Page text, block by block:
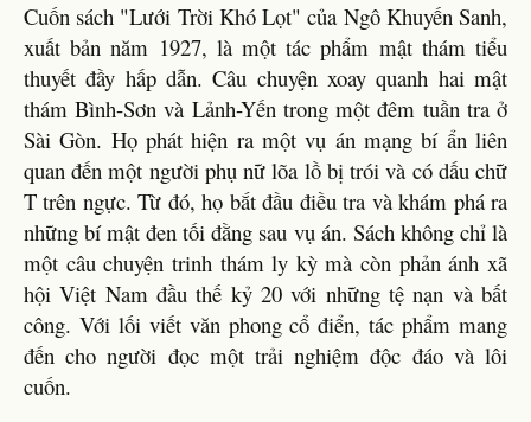
Cuốn sách "Lưới Trời Khó Lọt" của Ngô Khuyến Sanh,
xuất bản năm 1927, là một tác phẩm mật thám tiểu
thuyết đầy hấp dẫn. Câu chuyện xoay quanh hai mật
thám Bình-Sơn và Lảnh-Yến trong một đêm tuần tra ở
Sài Gòn. Họ phát hiện ra một vụ án mạng bí ẩn liên
quan đến một người phụ nữ lõa lồ bị trói và có dấu chữ
T trên ngực. Từ đó, họ bắt đầu điều tra và khám phá ra
những bí mật đen tối đằng sau vụ án. Sách không chỉ là
một câu chuyện trinh thám ly kỳ mà còn phản ánh xã
hội Việt Nam đầu thế kỷ 20 với những tệ nạn và bất
công. Với lối viết văn phong cổ điển, tác phẩm mang
đến cho người đọc một trải nghiệm độc đáo và lôi
cuốn.